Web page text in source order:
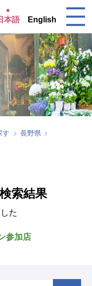
本語 English
す
長野県
索結果
た
参加店